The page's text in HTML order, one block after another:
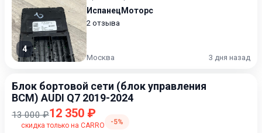
4
ИспанецМоторс
2 отзыва
Москва 3 дня назад
Блок бортовой сети (блок управления
BCM) AUDI Q7 2019-2024
13 000 ₽12 350 ₽
скидка только на CARRO -5%